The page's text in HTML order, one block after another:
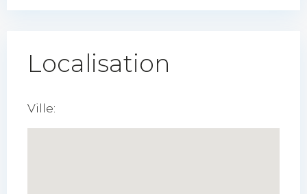
Localisation
Ville: